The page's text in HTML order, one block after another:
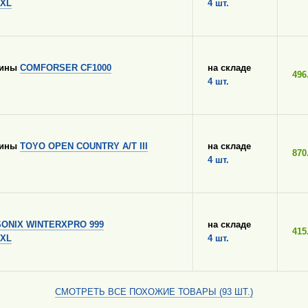
4 шт.
COMFORSER CF1000
на складе
4 шт.
TOYO OPEN COUNTRY A/T III
на складе
4 шт.
WINTERXPRO 999
на складе
4 шт.
СМОТРЕТЬ ВСЕ ПОХОЖИЕ ТОВАРЫ (93 ШТ.)